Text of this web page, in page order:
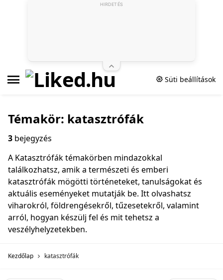
Süti beállítások
Témakör: katasztrófák
3 bejegyzés
A Katasztrófák témakörben mindazokkal
találkozhatsz, amik a természeti és emberi
katasztrófák mögötti történeteket, tanulságokat és
aktuális eseményeket mutatják be. Itt olvashatsz
viharokról, földrengésekről, tűzesetekről, valamint
arról, hogyan készülj fel és mit tehetsz a
veszélyhelyzetekben.
Kezdőlap katasztrófák
HIRDETÉS